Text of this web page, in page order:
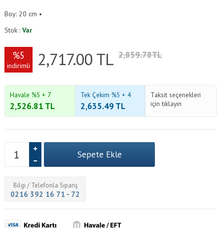
Boy: 20 cm •
Stok :Var
%5
indirimli 2,717.00 TL 2,859.78TL
Havale %5 + 7
2,526.81 TL
Tek Çekim %5 + 4
2,635.49 TL
Taksit seçenekleri
için tıklayın
Bilgi / Telefonla Sipariş
0216 392 16 71 - 72